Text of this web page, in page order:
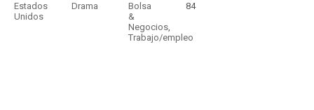
Estados
Unidos
Drama
Bolsa
&
Negocios,
Trabajo/empleo
84